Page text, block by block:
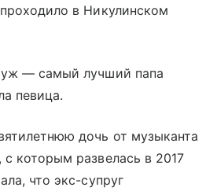
в Никулинском
— самый лучший папа
певица.
дочь от музыканта
которым развелась в 2017
что экс-супруг